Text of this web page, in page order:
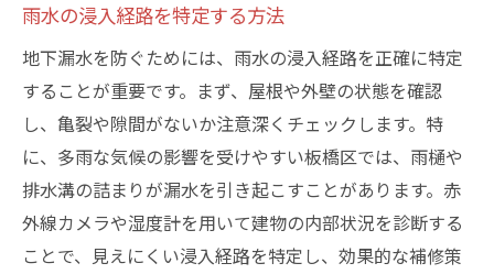
補修後の効果を最大化するポイント
施工後の保証制度とその選び方
地下漏水対策に有効な地域特性を活かした方法
板橋区の地形を考慮した防水施工
周辺環境に合わせた排水システムの設計
地域特有の気候に応じた材料選び
地域密着型の業者選びのコツ
雨水の浸入経路を特定する方法
地下漏水を防ぐためには、雨水の浸入経路を正確に特定
することが重要です。まず、屋根や外壁の状態を確認
し、亀裂や隙間がないか注意深くチェックします。特
に、多雨な気候の影響を受けやすい板橋区では、雨樋や
排水溝の詰まりが漏水を引き起こすことがあります。赤
外線カメラや湿度計を用いて建物の内部状況を診断する
ことで、見えにくい浸入経路を特定し、効果的な補修策